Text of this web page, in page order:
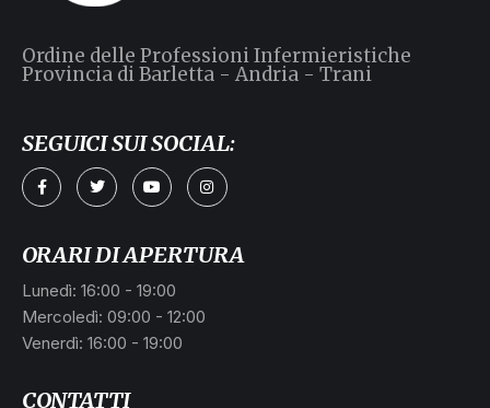
CONTATTI
ORARI DI APERTURA
Lunedì: 16:00 - 19:00
Mercoledì: 09:00 - 12:00
Venerdì: 16:00 - 19:00
Ordine delle Professioni Infermieristiche
Provincia di Barletta - Andria - Trani
SEGUICI SUI SOCIAL: